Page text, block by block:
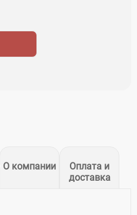
О компании
Оплата и
доставка